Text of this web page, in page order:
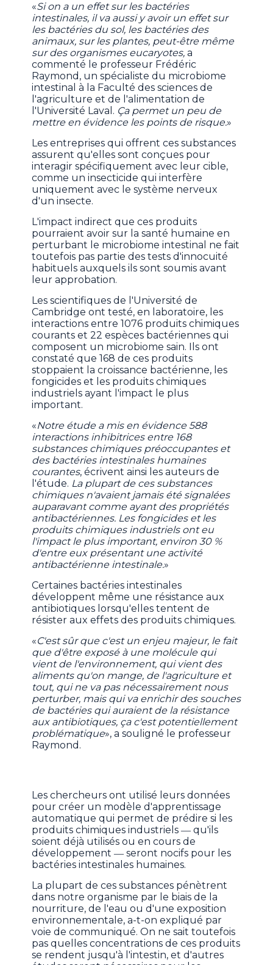
«Si on a un effet sur les bactéries
intestinales, il va aussi y avoir un effet sur
les bactéries du sol, les bactéries des
animaux, sur les plantes, peut-être même
sur des organismes eucaryotes, a
commenté le professeur Frédéric
Raymond, un spécialiste du microbiome
intestinal à la Faculté des sciences de
l'agriculture et de l'alimentation de
l'Université Laval. Ça permet un peu de
mettre en évidence les points de risque.»
Les entreprises qui offrent ces substances
assurent qu'elles sont conçues pour
interagir spécifiquement avec leur cible,
comme un insecticide qui interfère
uniquement avec le système nerveux
d'un insecte.
L'impact indirect que ces produits
pourraient avoir sur la santé humaine en
perturbant le microbiome intestinal ne fait
toutefois pas partie des tests d'innocuité
habituels auxquels ils sont soumis avant
leur approbation.
Les scientifiques de l'Université de
Cambridge ont testé, en laboratoire, les
interactions entre 1076 produits chimiques
courants et 22 espèces bactériennes qui
composent un microbiome sain. Ils ont
constaté que 168 de ces produits
stoppaient la croissance bactérienne, les
fongicides et les produits chimiques
industriels ayant l'impact le plus
important.
«Notre étude a mis en évidence 588
interactions inhibitrices entre 168
substances chimiques préoccupantes et
des bactéries intestinales humaines
courantes, écrivent ainsi les auteurs de
l'étude. La plupart de ces substances
chimiques n'avaient jamais été signalées
auparavant comme ayant des propriétés
antibactériennes. Les fongicides et les
produits chimiques industriels ont eu
l'impact le plus important, environ 30 %
d'entre eux présentant une activité
antibactérienne intestinale.»
Certaines bactéries intestinales
développent même une résistance aux
antibiotiques lorsqu'elles tentent de
résister aux effets des produits chimiques.
«C'est sûr que c'est un enjeu majeur, le fait
que d'être exposé à une molécule qui
vient de l'environnement, qui vient des
aliments qu'on mange, de l'agriculture et
tout, qui ne va pas nécessairement nous
perturber, mais qui va enrichir des souches
de bactéries qui auraient de la résistance
aux antibiotiques, ça c'est potentiellement
problématique», a souligné le professeur
Raymond.
Les chercheurs ont utilisé leurs données
pour créer un modèle d'apprentissage
automatique qui permet de prédire si les
produits chimiques industriels ― qu'ils
soient déjà utilisés ou en cours de
développement ― seront nocifs pour les
bactéries intestinales humaines.
La plupart de ces substances pénètrent
dans notre organisme par le biais de la
nourriture, de l'eau ou d'une exposition
environnementale, a-t-on expliqué par
voie de communiqué. On ne sait toutefois
pas quelles concentrations de ces produits
se rendent jusqu'à l'intestin, et d'autres